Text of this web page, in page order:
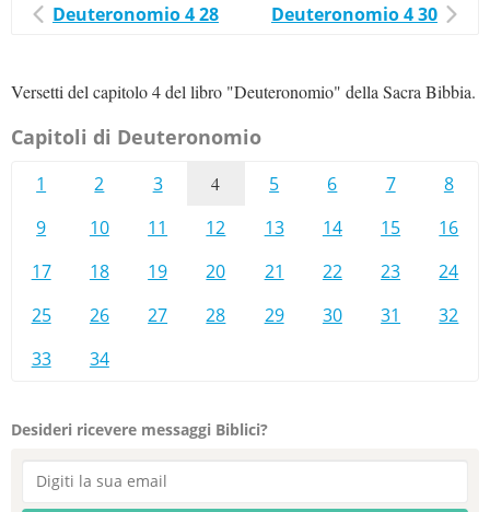
Deuteronomio 4 28 Deuteronomio 4 30
Versetti del capitolo 4 del libro "Deuteronomio" della Sacra Bibbia.
Capitoli di Deuteronomio
1 2 3 4 5 6 7
8
9
10 11 12 13 14 15
16
17
18 19 20 21 22 23
24
25
26 27 28 29 30 31
32
33
34
Desideri ricevere messaggi Biblici?